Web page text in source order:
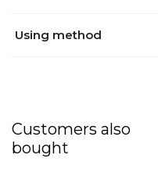
Using method
Customers also
bought